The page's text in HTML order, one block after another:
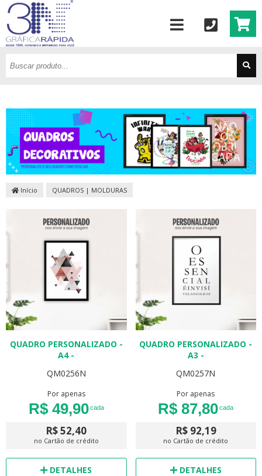
Início QUADROS | MOLDURAS
QUADRO PERSONALIZADO -
A4 -
QM0256N
Por apenas
R$ 49,90cada
R$ 52,40
no Cartão de crédito
DETALHES
QUADRO PERSONALIZADO -
A3 -
QM0257N
Por apenas
R$ 87,80cada
R$ 92,19
no Cartão de crédito
DETALHES